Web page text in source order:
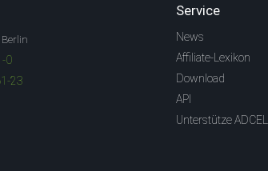
0
23
Service
News
Affiliate-Lexikon
Download
API
Unterstütze ADCELL